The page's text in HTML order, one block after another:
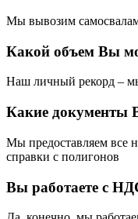
Мы вывозим
Какой объем Вы
Наш личный рекорд –
Какие документы
Мы предоставляем все
справки с полигонов
Вы работаете с